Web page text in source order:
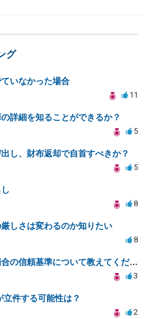
グ
いなかった場合
11
詳細を知ることができるか？
5
し、財布返却で自首すべきか？
5
8
しさは変わるのか知りたい
8
弁護士の意見が異なる場合の信頼基準について教えてください
3
件する可能性は？
2